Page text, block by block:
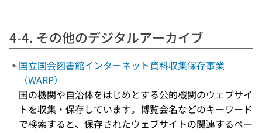
4-4. その他のデジタルアーカイブ
国立国会図書館インターネット資料収集保存事業
（WARP）
国の機関や自治体をはじめとする公的機関のウェブサイ
トを収集・保存しています。博覧会名などのキーワード
で検索すると、保存されたウェブサイトの関連するペー